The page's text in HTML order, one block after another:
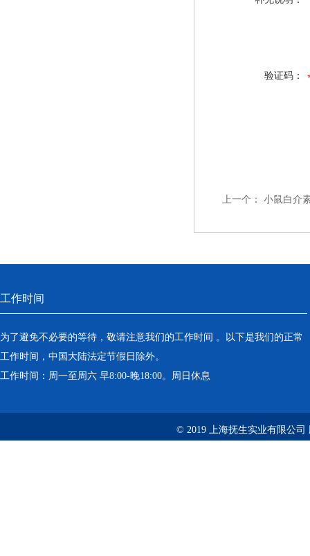
验证码：
上一个： 小鼠白介
工作时间
为了避免不必要的等待，敬请注意我们的工作时间 。以下是我们的正常
工作时间，中国大陆法定节假日除外。
工作时间：周一至周六 早8:00-晚18:00。周日休息
© 2019 上海抚生实业有限公司